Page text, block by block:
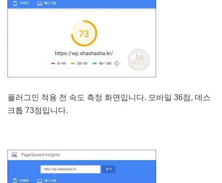
플러그인 적용 전 속도 측정 화면입니다. 모바일 36점, 데스
크톱 73점입니다.